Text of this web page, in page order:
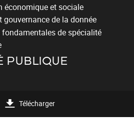
économique et sociale
gouvernance de la donnée
fondamentales de spécialité
PUBLIQUE
Télécharger